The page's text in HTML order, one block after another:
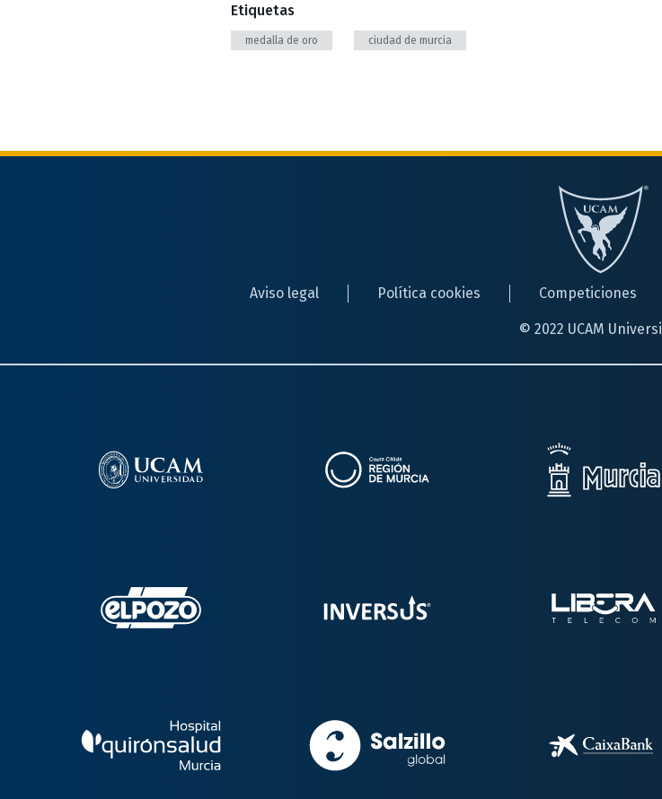
Etiquetas
medalla de oro ciudad de murcia
Aviso legal Política cookies Competiciones
© 2022 UCAM